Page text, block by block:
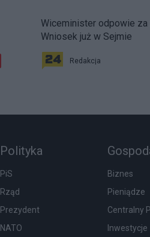
Wiceminister odpowie za
Wniosek już w Sejmie
Redakcja
Polityka
PiS
Rząd
Prezydent
NATO
Biznes
Pieniądze
Centralny
Inwestycje